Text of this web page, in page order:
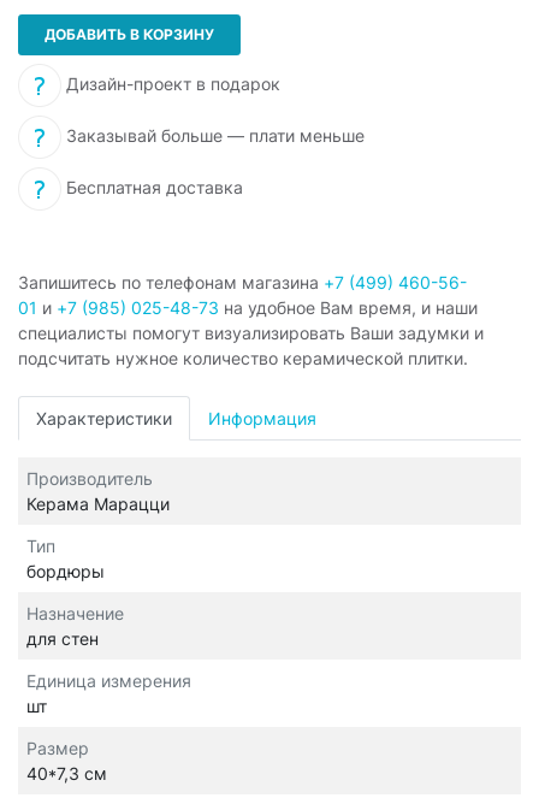
ДОБАВИТЬ В КОРЗИНУ
Дизайн-проект в подарок
Заказывай больше — плати меньше
Бесплатная доставка
Запишитесь по телефонам магазина +7 (499) 460-56-
01 и +7 (985) 025-48-73 на удобное Вам время, и наши
специалисты помогут визуализировать Ваши задумки и
подсчитать нужное количество керамической плитки.
Характеристики Информация
Производитель
Керама Марацци
Тип
бордюры
Назначение
для стен
Единица измерения
шт
Размер
40*7,3 см